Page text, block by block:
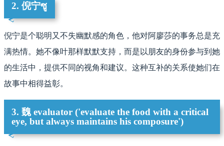
2. 倪宁ซู
倪宁是个聪明又不失幽默感的角色，他对阿廖莎的事务总是充
满热情。她不像叶那样默默支持，而是以朋友的身份参与到她
的生活中，提供不同的视角和建议。这种互补的关系使她们在
故事中相得益彰。
3. 魏 evaluator ('evaluate the food with a critical
eye, but always maintains his composure')